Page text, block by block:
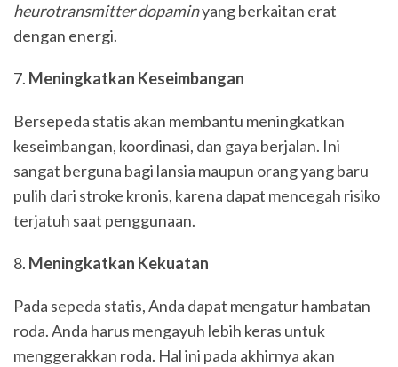
heurotransmitter dopaminyang berkaitan erat
dengan energi.
Meningkatkan Keseimbangan
Bersepeda statis akan membantu meningkatkan
keseimbangan, koordinasi, dan gaya berjalan. Ini
sangat berguna bagi lansia maupun orang yang baru
pulih dari stroke kronis, karena dapat mencegah risiko
terjatuh saat penggunaan.
Meningkatkan Kekuatan
Pada sepeda statis, Anda dapat mengatur hambatan
roda. Anda harus mengayuh lebih keras untuk
menggerakkan roda. Hal ini pada akhirnya akan